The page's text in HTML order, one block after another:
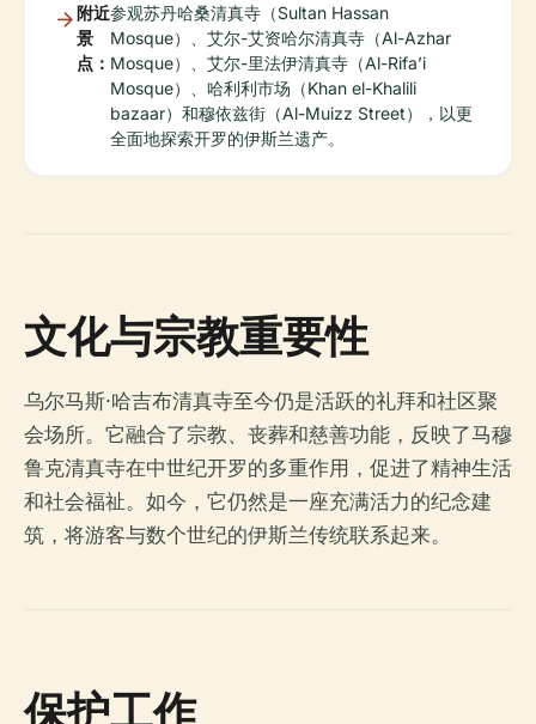
附近
景
点：
参观苏丹哈桑清真寺（Sultan Hassan
Mosque）、艾尔-艾资哈尔清真寺（Al-Azhar
Mosque）、艾尔-里法伊清真寺（Al-Rifa’i
Mosque）、哈利利市场（Khan el-Khalili
bazaar）和穆依兹街（Al-Muizz Street），以更
全面地探索开罗的伊斯兰遗产。
文化与宗教重要性
乌尔马斯·哈吉布清真寺至今仍是活跃的礼拜和社区聚
会场所。它融合了宗教、丧葬和慈善功能，反映了马穆
鲁克清真寺在中世纪开罗的多重作用，促进了精神生活
和社会福祉。如今，它仍然是一座充满活力的纪念建
筑，将游客与数个世纪的伊斯兰传统联系起来。
保护工作